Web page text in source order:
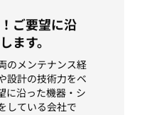
ご要望に沿
ます。
のメンテナンス経
設計の技術力をベ
に沿った機器・シ
している会社で